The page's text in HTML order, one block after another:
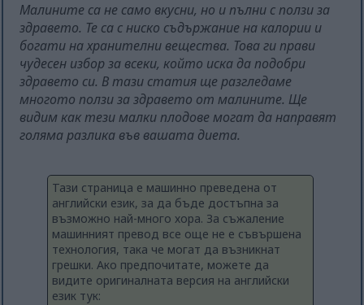
Малините са не само вкусни, но и пълни с ползи за
здравето. Те са с ниско съдържание на калории и
богати на хранителни вещества. Това ги прави
чудесен избор за всеки, който иска да подобри
здравето си. В тази статия ще разгледаме
многото ползи за здравето от малините. Ще
видим как тези малки плодове могат да направят
голяма разлика във вашата диета.
Тази страница е машинно преведена от
английски език, за да бъде достъпна за
възможно най-много хора. За съжаление
машинният превод все още не е съвършена
технология, така че могат да възникнат
грешки. Ако предпочитате, можете да
видите оригиналната версия на английски
език тук: